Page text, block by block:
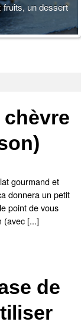
fruits, un dessert
chèvre
gourmand et
donnera un petit
point de vous
(avec [...]
de